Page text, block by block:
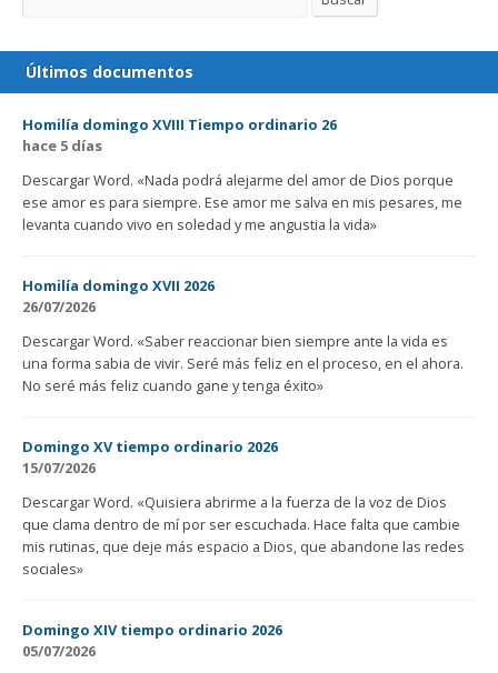
Últimos documentos
Homilía domingo XVIII Tiempo ordinario 26
hace 5 días
Descargar Word. «Nada podrá alejarme del amor de Dios porque
ese amor es para siempre. Ese amor me salva en mis pesares, me
levanta cuando vivo en soledad y me angustia la vida»
Homilía domingo XVII 2026
26/07/2026
Descargar Word. «Saber reaccionar bien siempre ante la vida es
una forma sabia de vivir. Seré más feliz en el proceso, en el ahora.
No seré más feliz cuando gane y tenga éxito»
Domingo XV tiempo ordinario 2026
15/07/2026
Descargar Word. «Quisiera abrirme a la fuerza de la voz de Dios
que clama dentro de mí por ser escuchada. Hace falta que cambie
mis rutinas, que deje más espacio a Dios, que abandone las redes
sociales»
Domingo XIV tiempo ordinario 2026
05/07/2026